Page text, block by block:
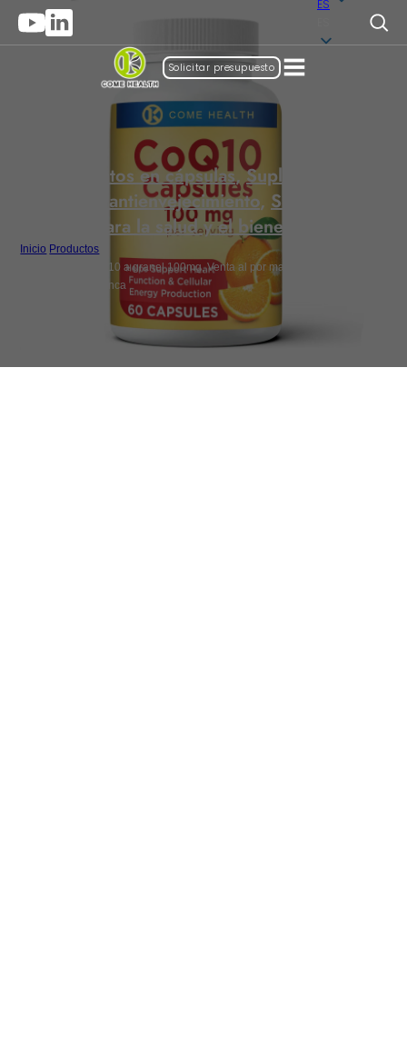
ES
Solicitar presupuesto
Suplementos en cápsulas,Suplementos de
belleza y antienvejecimiento, Suplementos
para la salud y el bienestar
Inicio Productos
Cápsulas de CoQ10 a granel 100mg, Venta al por mayor de coenzima
Q10 de marca blanca